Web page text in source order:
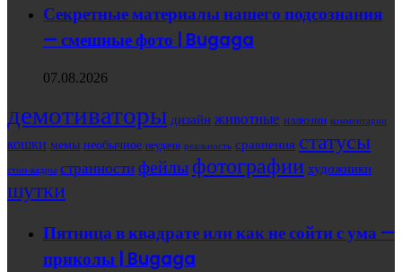
Секретные материалы нашего подсознания
— смешные фото | Bugaga
07.08.2026
демотиваторы дизайн животные иллюзии комментарии
кошки мемы необычное неудачи реальность сравнения статусы
стоп-кадры странности фейлы фотографии художники
шутки
Пятница в квадрате или как не сойти с ума —
приколы | Bugaga